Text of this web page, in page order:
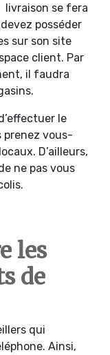
livraison se fera
posséder
sur son site
client. Par
il faudra
le
prenez vous-
D’ailleurs,
ne pas vous
les
de
qui
Ainsi,